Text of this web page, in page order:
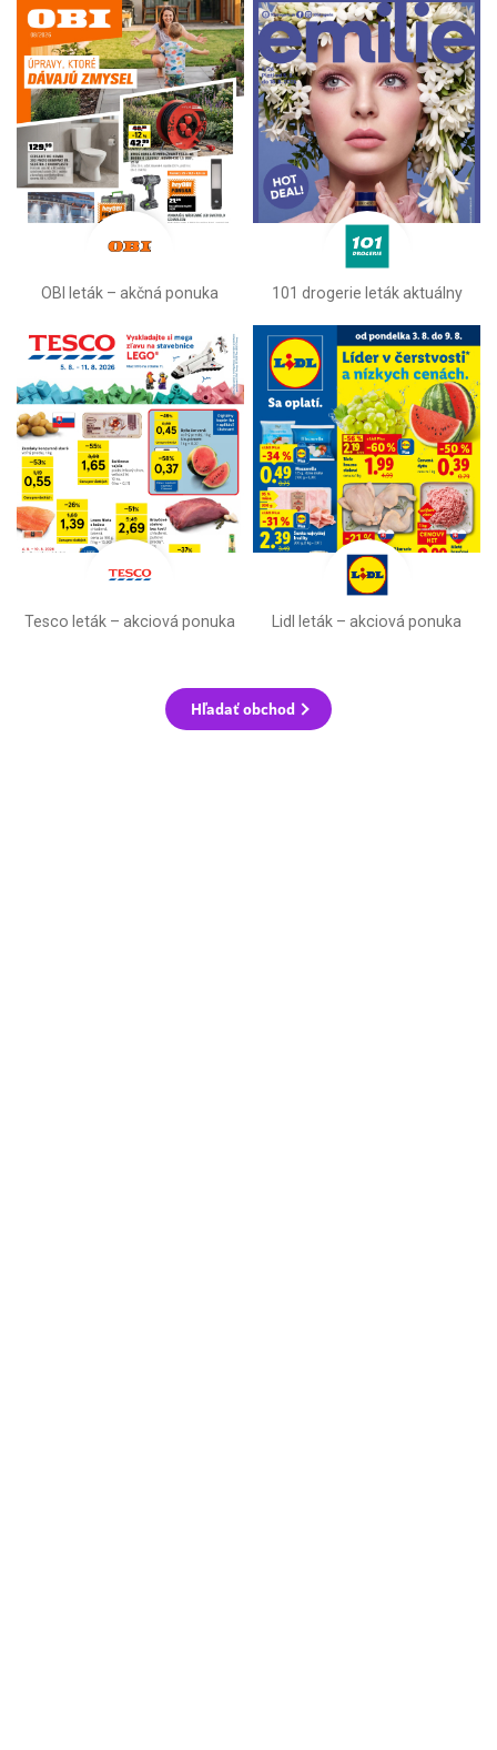
OBI leták –⁠ akčná ponuka 101 drogerie leták aktuálny
Tesco leták – akciová ponuka Lidl leták –⁠ akciová ponuka
Hľadať obchod